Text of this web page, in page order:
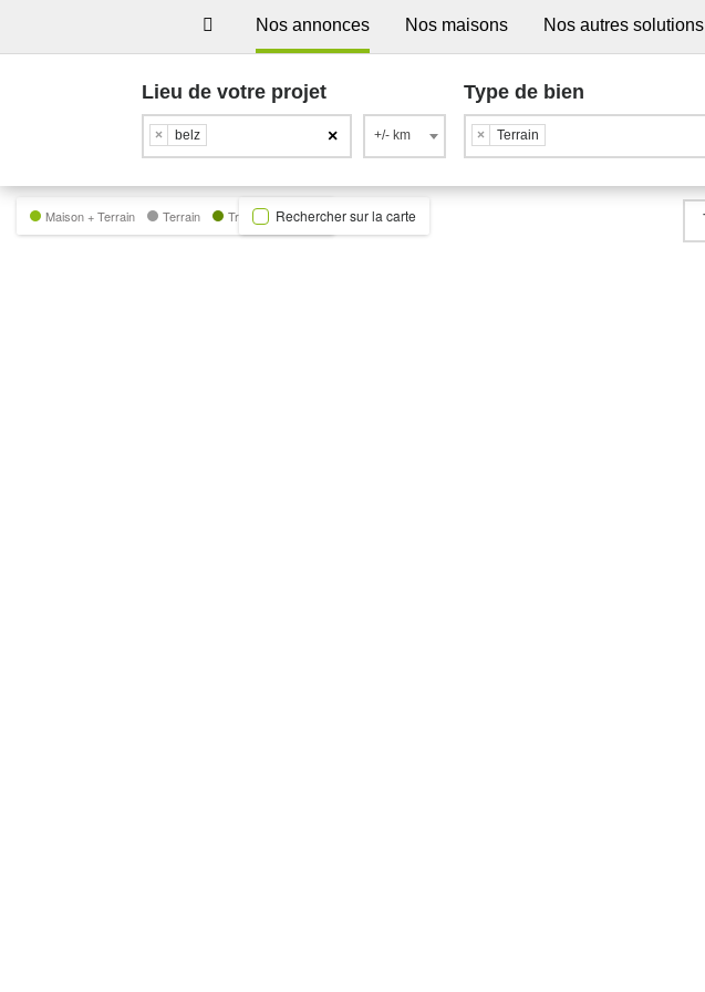
Nos annonces Nos maisons Nos autres solutions
Lieu de votre projet
×
× belz +/- km
Type de bien
× Terrain
Maison + Terrain Terrain Trecobat GreenRechercher sur la carte